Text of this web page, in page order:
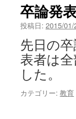
ン
ツ
へ
ス
卒論発
投稿日: 2015/01/
先日の
表者は
した。
カテゴリー: 教育